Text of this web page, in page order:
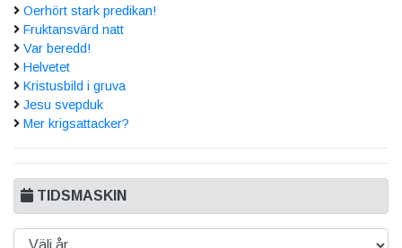
Oerhört stark predikan!
Fruktansvärd natt
Var beredd!
Helvetet
Kristusbild i gruva
Jesu svepduk
Mer krigsattacker?
TIDSMASKIN